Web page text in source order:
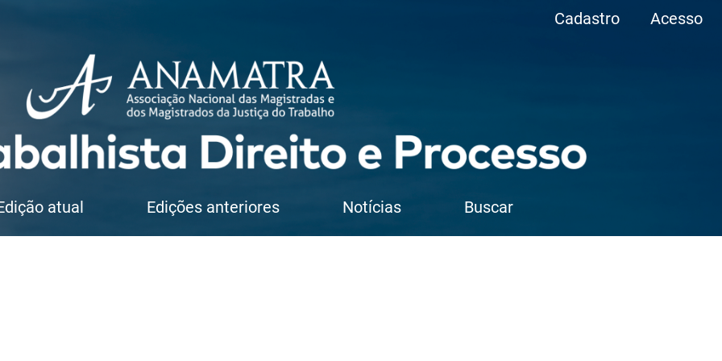
Cadastro Acesso
atual Edições anteriores Notícias Buscar